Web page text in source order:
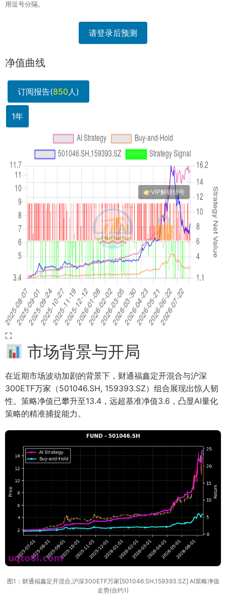
用逗号分隔。
请登录后预测
净值曲线
订阅报告(850人)
1年
⛶
市场背景与开局
在近期市场波动加剧的背景下，财通福鑫定开混合与沪深
300ETF万家（501046.SH, 159393.SZ）组合展现出惊人韧
性。策略净值已攀升至13.4，远超基准净值3.6，凸显AI量化
策略的精准捕捉能力。
图1：财通福鑫定开混合,沪深300ETF万家[501046.SH,159393.SZ] AI策略净值
走势(合约1)